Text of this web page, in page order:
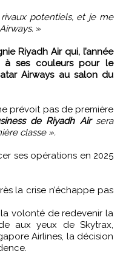
potentiels, et je me
»
Riyadh Air qui, l’année
à ses couleurs pour le
Airways au salon du
prévoit pas de première
de Riyadh Airsera
classe ».
ses opérations en 2025
la crise n’échappe pas
volonté de redevenir la
aux yeux de Skytrax,
Airlines, la décision